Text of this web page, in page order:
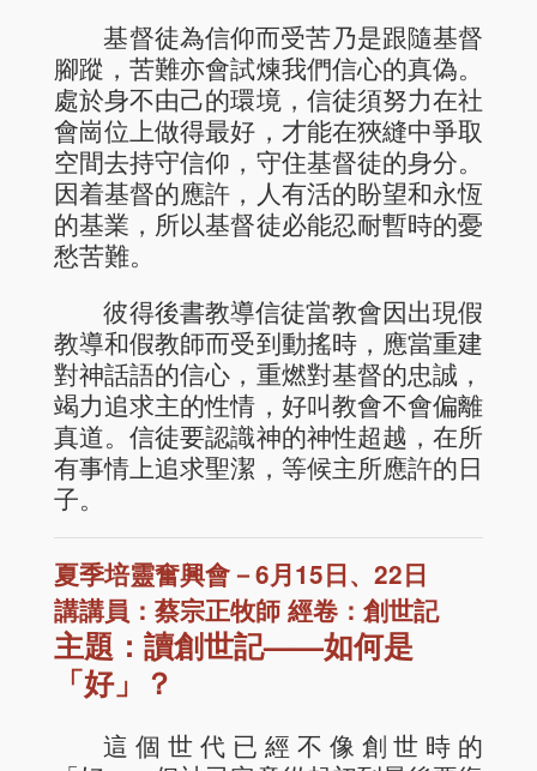
基督徒為信仰而受苦乃是跟隨基督
腳蹤，苦難亦會試煉我們信心的真偽。
處於身不由己的環境，信徒須努力在社
會崗位上做得最好，才能在狹縫中爭取
空間去持守信仰，守住基督徒的身分。
因着基督的應許，人有活的盼望和永恆
的基業，所以基督徒必能忍耐暫時的憂
愁苦難。
彼得後書教導信徒當教會因出現假
教導和假教師而受到動搖時，應當重建
對神話語的信心，重燃對基督的忠誠，
竭力追求主的性情，好叫教會不會偏離
真道。信徒要認識神的神性超越，在所
有事情上追求聖潔，等候主所應許的日
子。
夏季培靈奮興會－6月15日、22日
講講員：蔡宗正牧師 經卷：創世記
主題：讀創世記——如何是
「好」？
這個世代已經不像創世時的